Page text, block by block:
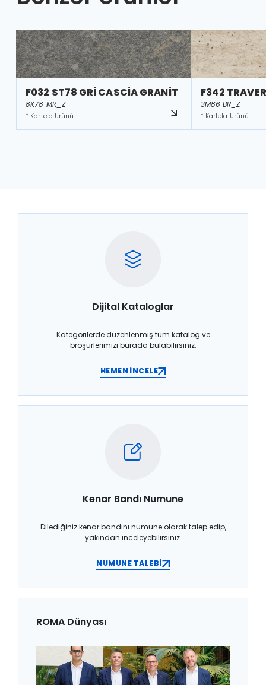
F032 ST78 GRİ CASCİA GRANİT
8K78 MR_Z
* Kartela Ürünü
F342
3M86 BR_Z
* Kartela Ürünü
Dijital Kataloglar
Kategorilerde düzenlenmiş tüm katalog ve
broşürlerimizi burada bulabilirsiniz.
HEMEN İNCELE
Kenar Bandı Numune
Dilediğiniz kenar bandını numune olarak talep edip,
yakından inceleyebilirsiniz.
NUMUNE TALEBİ
ROMA Dünyası